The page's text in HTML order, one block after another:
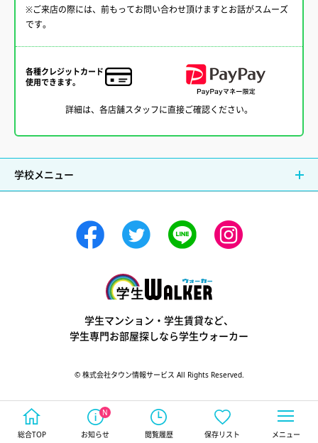
総合TOP お知らせ 閲覧履歴 保存リスト メニュー
※ご来店の際には、前もってお問い合わせ頂けますとお話がスムーズ
です。
各種クレジットカード
使用できます。
詳細は、各店舗スタッフに直接ご確認ください。
学校メニュー
学生マンション・学生賃貸など、
学生専門お部屋探しなら学生ウォーカー
© 株式会社タウン情報サービス All Rights Reserved.